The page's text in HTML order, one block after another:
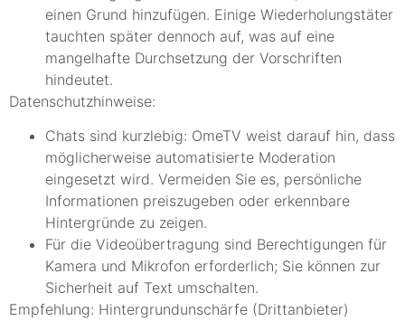
einen Grund hinzufügen. Einige Wiederholungstäter
tauchten später dennoch auf, was auf eine
mangelhafte Durchsetzung der Vorschriften
hindeutet.
Datenschutzhinweise:
Chats sind kurzlebig: OmeTV weist darauf hin, dass
möglicherweise automatisierte Moderation
eingesetzt wird. Vermeiden Sie es, persönliche
Informationen preiszugeben oder erkennbare
Hintergründe zu zeigen.
Für die Videoübertragung sind Berechtigungen für
Kamera und Mikrofon erforderlich; Sie können zur
Sicherheit auf Text umschalten.
Empfehlung: Hintergrundunschärfe (Drittanbieter)